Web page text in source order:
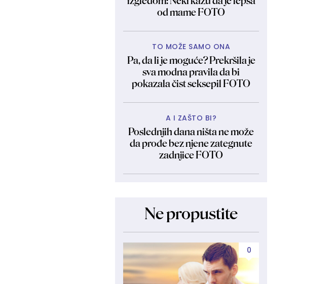
od mame FOTO
TO MOŽE SAMO ONA
Pa, da li je moguće? Prekršila je
sva modna pravila da bi
pokazala čist seksepil FOTO
A I ZAŠTO BI?
Poslednjih dana ništa ne može
da prođe bez njene zategnute
zadnjice FOTO
Ne propustite
0